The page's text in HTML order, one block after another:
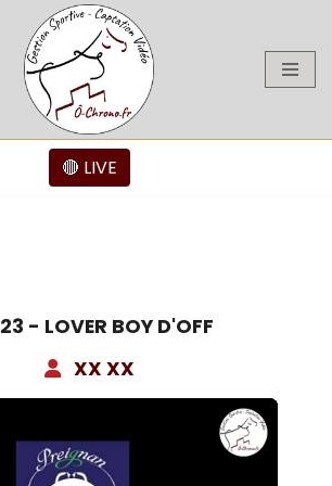
🔴 LIVE
23 - LOVER BOY D'OFF
XX XX